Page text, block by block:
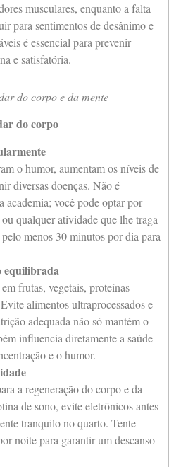
musculares, enquanto a falta
para sentimentos de desânimo e
é essencial para prevenir
e satisfatória.
do corpo e da mente
do corpo
o humor, aumentam os níveis de
diversas doenças. Não é
academia; você pode optar por
qualquer atividade que lhe traga
menos 30 minutos por dia para
equilibrada
frutas, vegetais, proteínas
alimentos ultraprocessados e
adequada não só mantém o
influencia diretamente a saúde
e o humor.
a regeneração do corpo e da
de sono, evite eletrônicos antes
tranquilo no quarto. Tente
noite para garantir um descanso